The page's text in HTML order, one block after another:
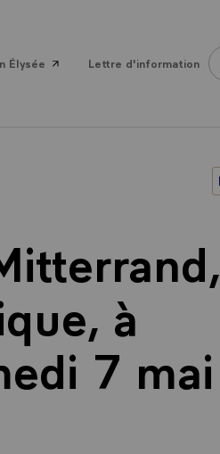
Élysée Lettre d'information
à
7 mai